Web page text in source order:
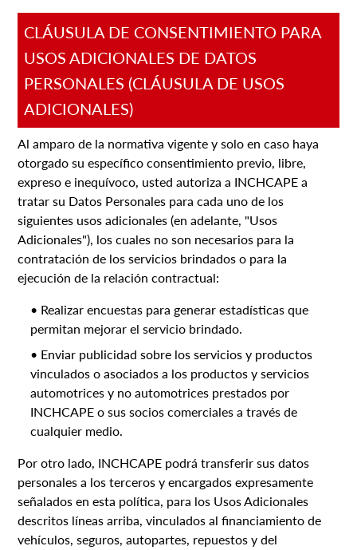
CLÁUSULA DE CONSENTIMIENTO PARA
USOS ADICIONALES DE DATOS
PERSONALES (CLÁUSULA DE USOS
ADICIONALES)
Al amparo de la normativa vigente y solo en caso haya
otorgado su específico consentimiento previo, libre,
expreso e inequívoco, usted autoriza a INCHCAPE a
tratar su Datos Personales para cada uno de los
siguientes usos adicionales (en adelante, "Usos
Adicionales"), los cuales no son necesarios para la
contratación de los servicios brindados o para la
ejecución de la relación contractual:
• Realizar encuestas para generar estadísticas que
permitan mejorar el servicio brindado.
• Enviar publicidad sobre los servicios y productos
vinculados o asociados a los productos y servicios
automotrices y no automotrices prestados por
INCHCAPE o sus socios comerciales a través de
cualquier medio.
Por otro lado, INCHCAPE podrá transferir sus datos
personales a los terceros y encargados expresamente
señalados en esta política, para los Usos Adicionales
descritos líneas arriba, vinculados al financiamiento de
vehículos, seguros, autopartes, repuestos y del